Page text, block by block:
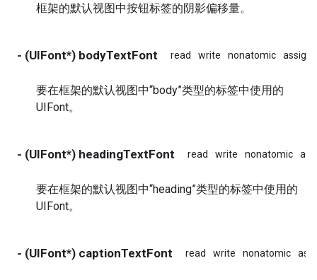
框架的默认视图中按钮标签的阴影偏移量。
- (UIFont*) bodyTextFont read write nonatomic assign
要在框架的默认视图中“body”类型的标签中使用的
UIFont。
- (UIFont*) headingTextFont read write nonatomic
要在框架的默认视图中“heading”类型的标签中使用的
UIFont。
- (UIFont*) captionTextFont read write nonatomic